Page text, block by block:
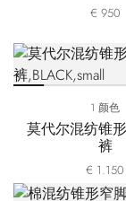
€ 950
1 颜色
莫代尔混纺锥
裤
€ 1.150